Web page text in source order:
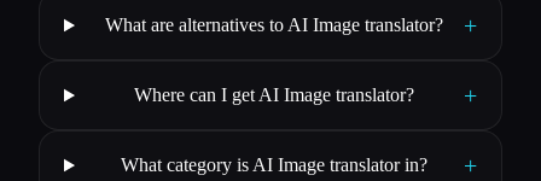
What are alternatives to AI Image translator? +
Where can I get AI Image translator? +
What category is AI Image translator in? +